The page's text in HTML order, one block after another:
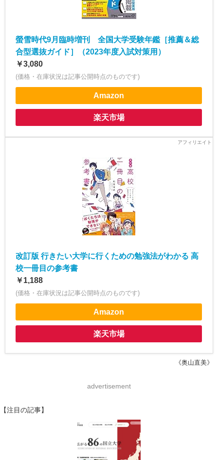
螢雪時代9月臨時増刊 全国大学受験年鑑［推薦＆総
合型選抜ガイド］（2023年度入試対策用）
￥3,080
(価格・在庫状況は記事公開時点のものです)
Amazon
楽天市場
改訂版 行きたい大学に行くための勉強法がわかる 高
校一冊目の参考書
￥1,188
(価格・在庫状況は記事公開時点のものです)
Amazon
楽天市場
《奥山直美》
advertisement
【注目の記事】